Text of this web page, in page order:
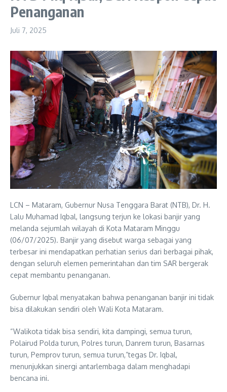
Penanganan
Juli 7, 2025
LCN – Mataram, Gubernur Nusa Tenggara Barat (NTB), Dr. H.
Lalu Muhamad Iqbal, langsung terjun ke lokasi banjir yang
melanda sejumlah wilayah di Kota Mataram Minggu
(06/07/2025). Banjir yang disebut warga sebagai yang
terbesar ini mendapatkan perhatian serius dari berbagai pihak,
dengan seluruh elemen pemerintahan dan tim SAR bergerak
cepat membantu penanganan.
Gubernur Iqbal menyatakan bahwa penanganan banjir ini tidak
bisa dilakukan sendiri oleh Wali Kota Mataram.
“Walikota tidak bisa sendiri, kita dampingi, semua turun,
Polairud Polda turun, Polres turun, Danrem turun, Basarnas
turun, Pemprov turun, semua turun,”tegas Dr. Iqbal,
menunjukkan sinergi antarlembaga dalam menghadapi
bencana ini.